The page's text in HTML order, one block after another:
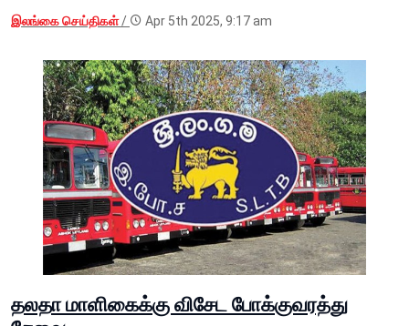
இலங்கை செய்திகள்/ Apr 5th 2025, 9:17 am
தலதா மாளிகைக்கு விசேட போக்குவரத்து